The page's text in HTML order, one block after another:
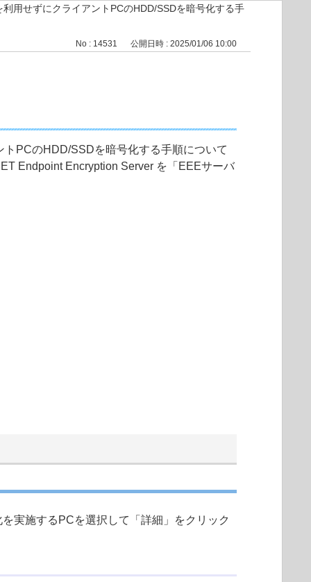
利用せずにクライアントPCのHDD/SSDを暗号化する手
No : 14531 公開日時 : 2025/01/06 10:00
PCのHDD/SSDを暗号化する手順について
Endpoint Encryption Server を「EEEサーバ
実施するPCを選択して「詳細」をクリック